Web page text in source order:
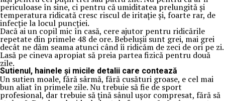
periculoase în sine, ci pentru că umiditatea prelungită și
temperatura ridicată cresc riscul de iritație și, foarte rar, de
infecție la locul puncției.
Dacă ai un copil mic în casă, cere ajutor pentru ridicările
repetate din primele 48 de ore. Bebelușii sunt grei, mai grei
decât ne dăm seama atunci când îi ridicăm de zeci de ori pe zi.
Lasă pe cineva apropiat să preia partea fizică pentru două
zile.
Sutienul, hainele și micile detalii care contează
Un sutien moale, fără sârmă, fără cusături groase, e cel mai
bun aliat în primele zile. Nu trebuie să fie de sport
profesional, dar trebuie să țină sânul ușor compresat, fără să